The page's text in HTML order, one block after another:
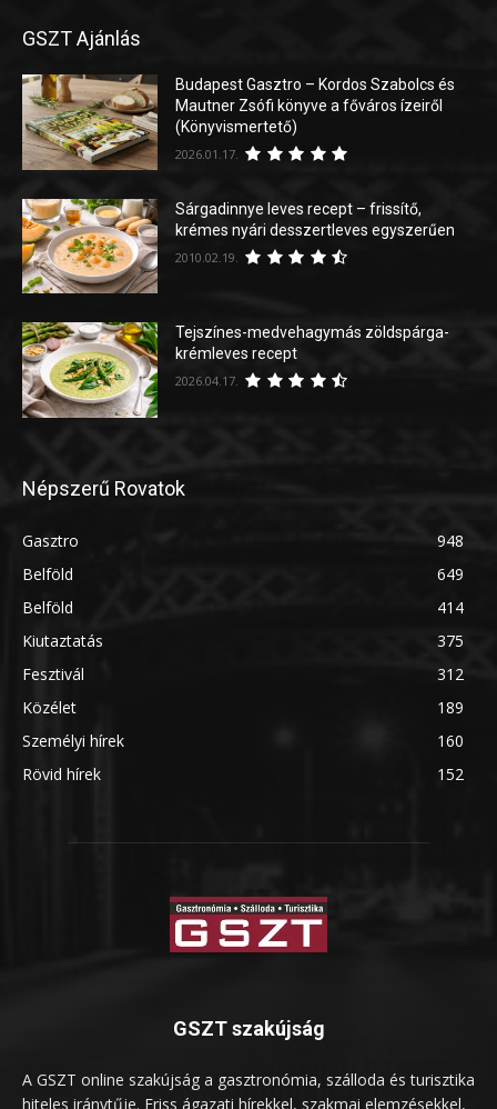
GSZT Ajánlás
Budapest Gasztro – Kordos Szabolcs és
Mautner Zsófi könyve a főváros ízeiről
(Könyvismertető)
2026.01.17.
Sárgadinnye leves recept – frissítő,
krémes nyári desszertleves egyszerűen
2010.02.19.
Tejszínes-medvehagymás zöldspárga-
krémleves recept
2026.04.17.
Népszerű Rovatok
Gasztro
948
Belföld
649
Belföld
414
Kiutaztatás
375
Fesztivál
312
Közélet
189
Személyi hírek
160
Rövid hírek
152
GSZT szakújság
A GSZT online szakújság a gasztronómia, szálloda és turisztika
hiteles iránytűje. Friss ágazati hírekkel, szakmai elemzésekkel,